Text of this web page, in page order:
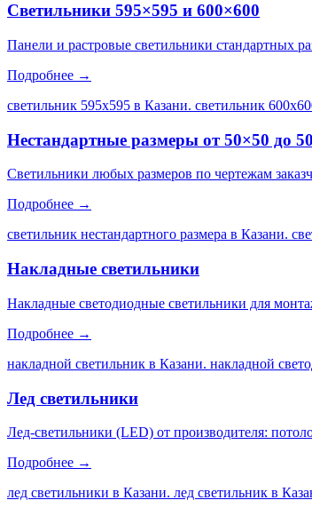
Светильники 595×595 и 600×600
Панели и растровые светильники стандартных
Подробнее →
светильник 595х595 в Казани. светильник
Нестандартные размеры от 50×50 до
Светильники любых размеров по чертежам
Подробнее →
светильник нестандартного размера в Казани.
Накладные светильники
Накладные светодиодные светильники для
Подробнее →
накладной светильник в Казани. накладной
Лед светильники
Лед-светильники (LED) от производителя:
Подробнее →
лед светильники в Казани. лед светильник в